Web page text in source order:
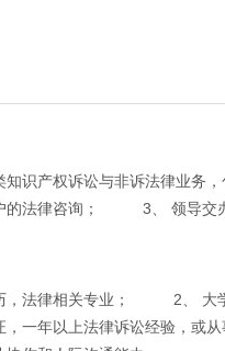
知识产权诉讼与非诉法律业务
法律咨询；
3、 领导交
法律相关专业；
2、 大
，一年以上法律诉讼经验，或